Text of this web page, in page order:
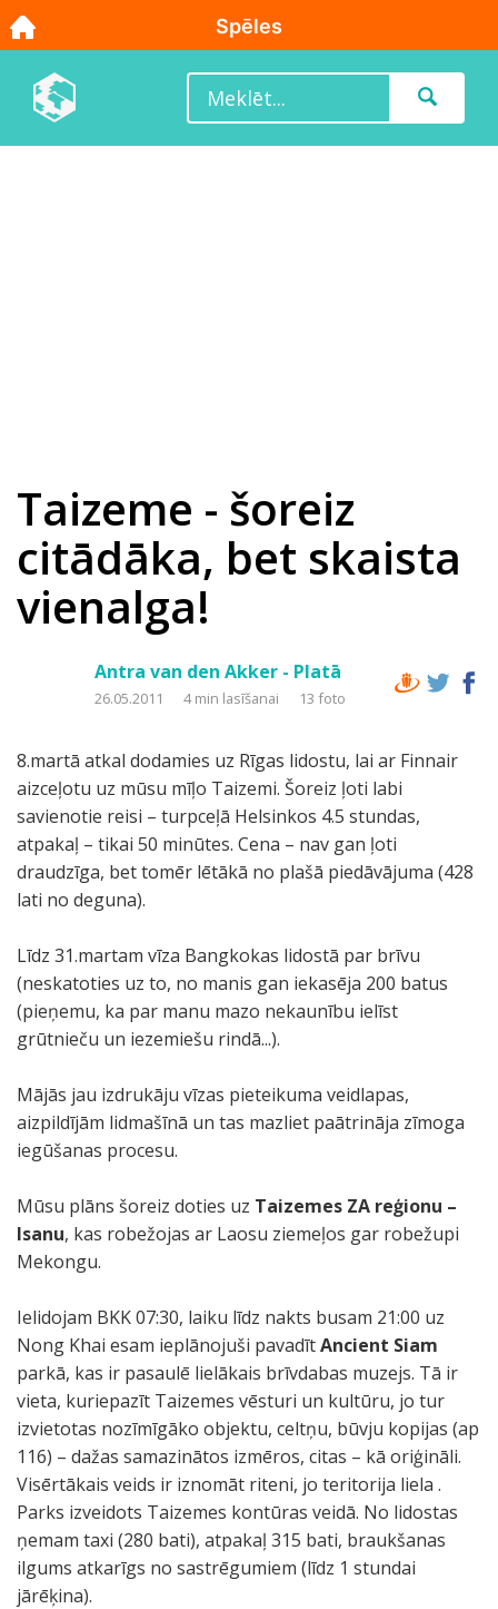
Taizeme - šoreiz
citādāka, bet skaista
vienalga!
Antra van den Akker - Platā
26.05.2011 4 min lasīšanai 13 foto
8.martā atkal dodamies uz Rīgas lidostu, lai ar Finnair
aizceļotu uz mūsu mīļo Taizemi. Šoreiz ļoti labi
savienotie reisi – turpceļā Helsinkos 4.5 stundas,
atpakaļ – tikai 50 minūtes. Cena – nav gan ļoti
draudzīga, bet tomēr lētākā no plašā piedāvājuma (428
lati no deguna).
Līdz 31.martam vīza Bangkokas lidostā par brīvu
(neskatoties uz to, no manis gan iekasēja 200 batus
(pieņemu, ka par manu mazo nekaunību ielīst
grūtnieču un iezemiešu rindā...).
Mājās jau izdrukāju vīzas pieteikuma veidlapas,
aizpildījām lidmašīnā un tas mazliet paātrināja zīmoga
iegūšanas procesu.
Mūsu plāns šoreiz doties uz Taizemes ZA reģionu –
Isanu, kas robežojas ar Laosu ziemeļos gar robežupi
Mekongu.
Ielidojam BKK 07:30, laiku līdz nakts busam 21:00 uz
Nong Khai esam ieplānojuši pavadītAncient Siam
parkā, kas ir pasaulē lielākais brīvdabas muzejs. Tā ir
vieta, kuriepazīt Taizemes vēsturi un kultūru, jo tur
izvietotas nozīmīgāko objektu, celtņu, būvju kopijas (ap
116) – dažas samazinātos izmēros, citas – kā oriģināli.
Visērtākais veids ir iznomāt riteni, jo teritorija liela .
Parks izveidots Taizemes kontūras veidā. No lidostas
ņemam taxi (280 bati), atpakaļ 315 bati, braukšanas
ilgums atkarīgs no sastrēgumiem (līdz 1 stundai
jārēķina).